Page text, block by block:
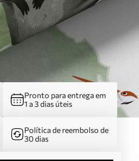
Pronto para entrega em
1 a 3 dias úteis
Política de reembolso de
30 dias